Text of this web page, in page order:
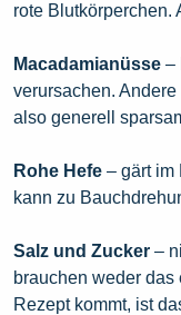
rote Blutkörperchen.
Macadamianüsse –
verursachen.
also generell
Rohe Hefe – gärt im
kann zu
Salz und Zucker –
brauchen weder
Rezept kommt, ist